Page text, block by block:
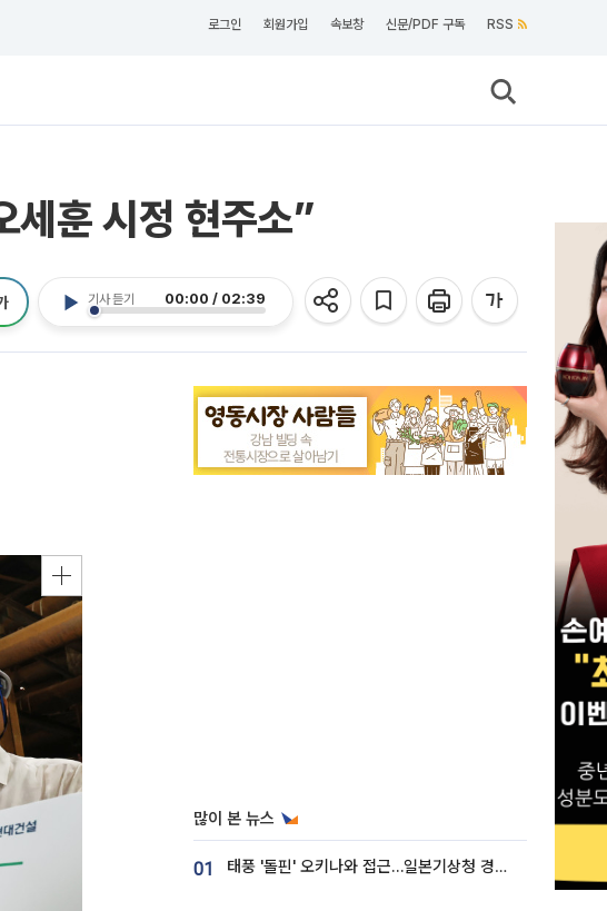
로그인 회원가입 속보창 신문/PDF 구독 RSS
훈 시정 현주소”
기사 듣기 00:00 / 02:39
많이 본 뉴스
01 태풍 '돌핀' 오키나와 접근…일본기상청 경로 업데이트